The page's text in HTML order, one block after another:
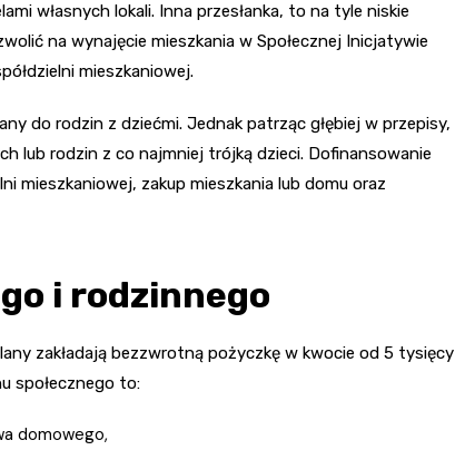
własnych lokali. Inna przesłanka, to na tyle niskie
na wynajęcie mieszkania w Społecznej Inicjatywie
mieszkaniowej.
do rodzin z dziećmi. Jednak patrząc głębiej w przepisy,
lub rodzin z co najmniej trójką dzieci. Dofinansowanie
mieszkaniowej, zakup mieszkania lub domu oraz
i rodzinnego
zakładają bezzwrotną pożyczkę w kwocie od 5 tysięcy
społecznego to:
domowego,